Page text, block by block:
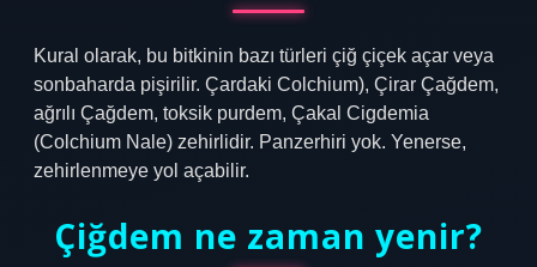
Kural olarak, bu bitkinin bazı türleri çiğ çiçek açar veya
sonbaharda pişirilir. Çardaki Colchium), Çirar Çağdem,
ağrılı Çağdem, toksik purdem, Çakal Cigdemia
(Colchium Nale) zehirlidir. Panzerhiri yok. Yenerse,
zehirlenmeye yol açabilir.
Çiğdem ne zaman yenir?